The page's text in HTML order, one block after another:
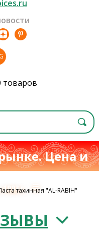
товаров
Цена и
1993 г.≡
тахинная "AL-RABIH"